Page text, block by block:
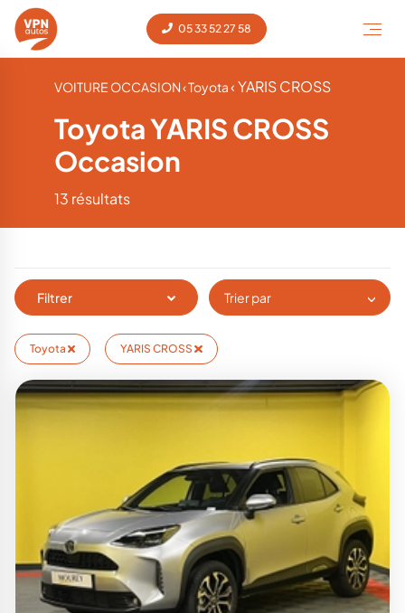
05 33 52 27 58
VOITURE OCCASION‹ Toyota‹ YARIS CROSS
Toyota YARIS CROSS
Occasion
13 résultats
Filtrer Trier par
Toyota YARIS CROSS